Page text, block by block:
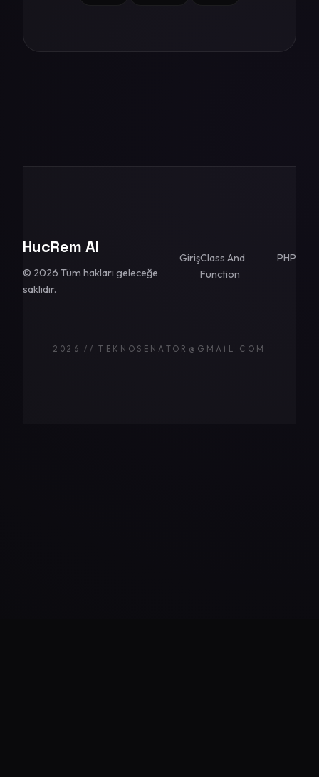
HucRem AI
© 2026 Tüm hakları geleceğe
saklıdır.
GirişClass And
Function
PHP
2026 // TEKNOSENATOR@GMAIL.COM